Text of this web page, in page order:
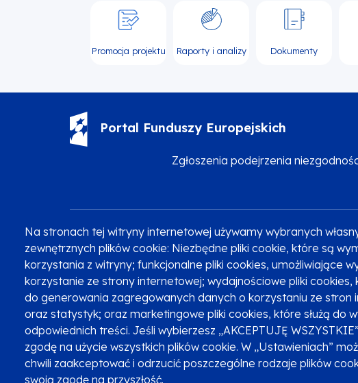
Na stronach tej witryny internetowej używamy wybranych
zewnętrznych plików cookie: Niezbędne pliki cookie, które są
korzystania z witryny; funkcjonalne pliki cookies, umożliwiające
korzystanie ze strony internetowej; wydajnościowe pliki cookies,
do generowania zagregowanych danych o korzystaniu ze stron
oraz statystyk; oraz marketingowe pliki cookies, które służą do
odpowiednich treści. Jeśli wybierzesz „AKCEPTUJĘ
zgodę na użycie wszystkich plików cookie. W „Ustawieniach”
chwili zaakceptować i odrzucić poszczególne rodzaje plików
swoją zgodę na przyszłość.
Promocja projektu Raporty i analizy Dokumenty
Portal Funduszy Europejskich
Zgłoszenia podejrzenia
Zobacz inne programy Poznaj Fundusze 2014-2020
Serwis dofinansowany przez Unię Europejską z programu Fundusze